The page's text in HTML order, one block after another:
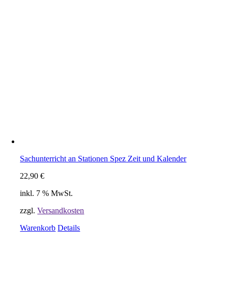
Sachunterricht an Stationen Spez Zeit und Kalender
22,90€
inkl. 7 % MwSt.
zzgl.Versandkosten
Warenkorb Details